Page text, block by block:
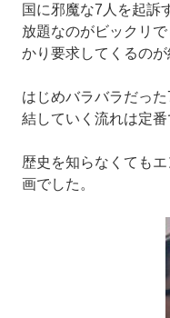
国に邪魔な7人を起訴
放題なのがビックリ
かり要求してくるのが
はじめバラバラだっ
結していく流れは定番
歴史を知らなくても
画でした。